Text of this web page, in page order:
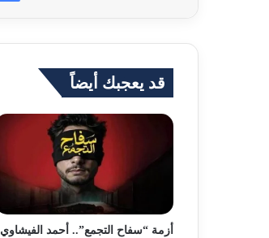
قد يعجبك أيضاً
أزمة “سفاح التجمع”.. أحمد الفيشاوي